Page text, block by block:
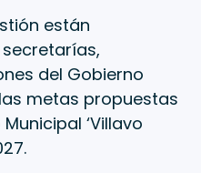
están
del Gobierno
metas propuestas
‘Villavo